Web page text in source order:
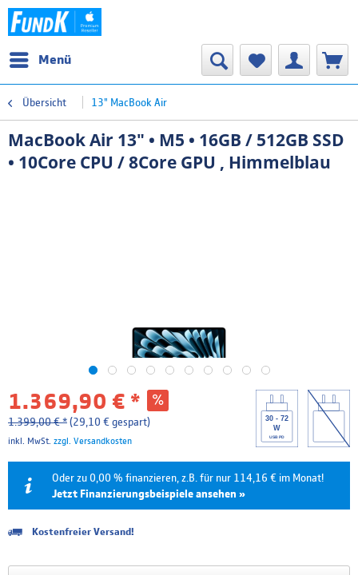
Menü
Übersicht 13" MacBook Air
MacBook Air 13" • M5 • 16GB / 512GB SSD
• 10Core CPU / 8Core GPU , Himmelblau
30 - 72
W
USB PD
1.369,90 € *
1.399,00 € *(29,10 € gespart)
inkl. MwSt. zzgl. Versandkosten
Oder zu 0,00 % finanzieren, z.B. für nur 114,16 € im Monat!
Jetzt Finanzierungsbeispiele ansehen »
Laufzeit Effektivzins
6 Monate 0.00 % 228,32 € 1.369,90 €
Kostenfreier Versand!